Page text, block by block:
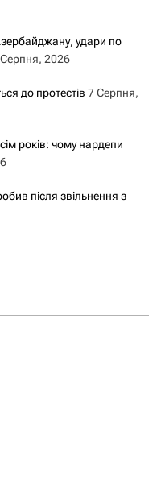
удари по
2026
до протестів 7 Серпня,
років: чому нардепи
після звільнення з